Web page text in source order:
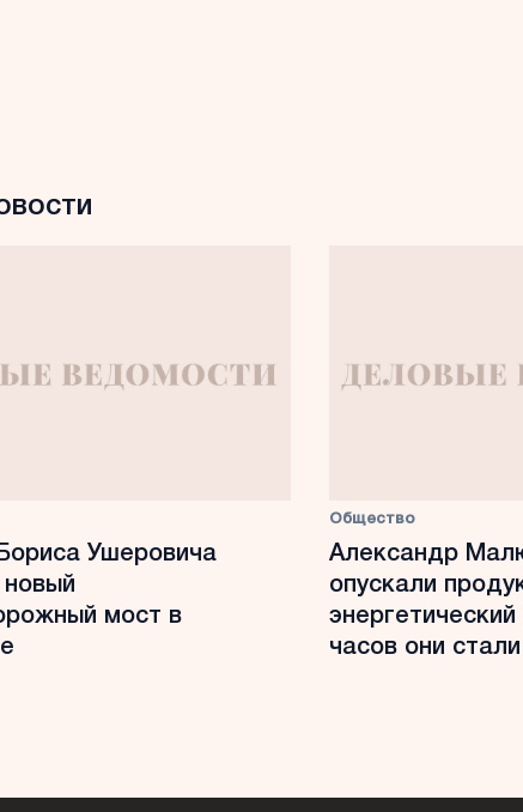
Ушеровича
новый
мост в
Общество
Александр
опускали
часов они